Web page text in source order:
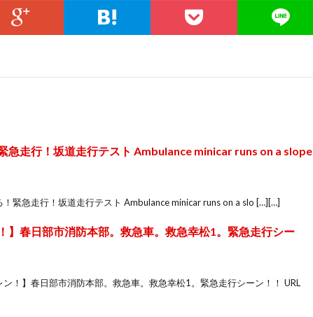
急走行！坂道走行テスト Ambulance minicar runs on a slope
緊急走行！坂道走行テスト Ambulance minicar runs on a slo […][…]
】春日部市消防本部。救急車。救急幸松1。緊急走行シー
！】春日部市消防本部。救急車。救急幸松1。緊急走行シーン！！ URL